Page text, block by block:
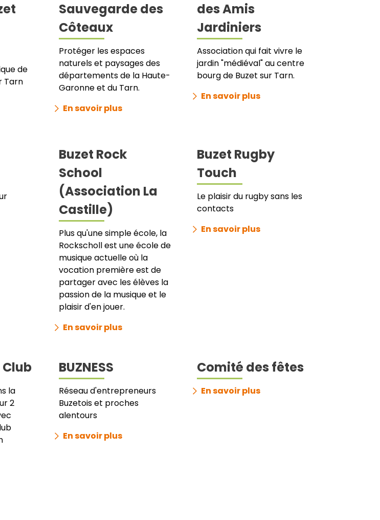
de
Tarn
Sauvegarde des
Côteaux
Protéger les espaces
naturels et paysages des
départements de la Haute-
Garonne et du Tarn.
En savoir plus
des Amis
Jardiniers
Association qui fait vivre le
jardin "médiéval" au centre
bourg de Buzet sur Tarn.
En savoir plus
Buzet Rock
School
(Association La
Castille)
Plus qu'une simple école, la
Rockscholl est une école de
musique actuelle où la
vocation première est de
partager avec les élèves la
passion de la musique et le
plaisir d'en jouer.
En savoir plus
Buzet Rugby
Touch
Le plaisir du rugby sans les
contacts
En savoir plus
Club
la
2
BUZNESS
Réseau d'entrepreneurs
Buzetois et proches
alentours
En savoir plus
Comité des fêtes
En savoir plus